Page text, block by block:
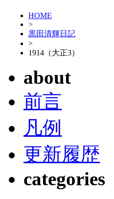
HOME
>
黒田清輝日記
>
1914（大正3）
about
前言
凡例
更新履歴
categories